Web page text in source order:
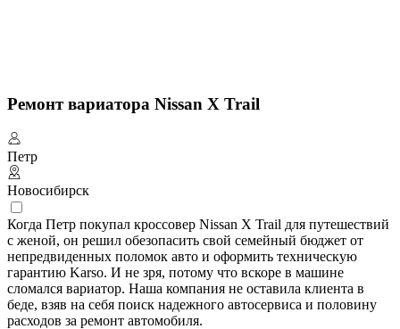
Ремонт вариатора Nissan X Trail
Петр
Новосибирск
Когда Петр покупал кроссовер Nissan X Trail для путешествий
с женой, он решил обезопасить свой семейный бюджет от
непредвиденных поломок авто и оформить техническую
гарантию Karso. И не зря, потому что вскоре в машине
сломался вариатор. Наша компания не оставила клиента в
беде, взяв на себя поиск надежного автосервиса и половину
расходов за ремонт автомобиля.